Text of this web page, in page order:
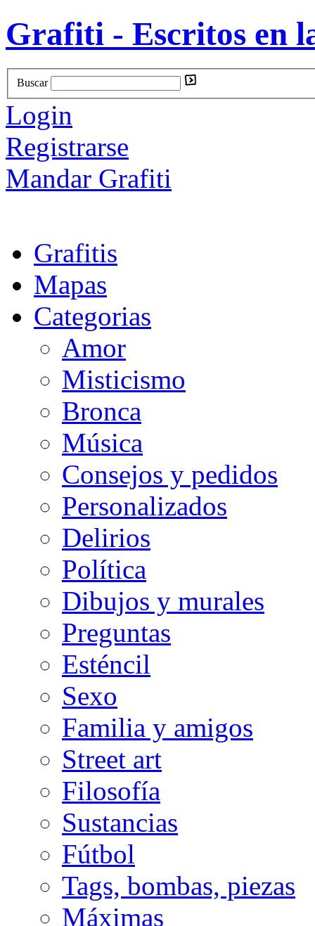
Grafiti - Escritos en
Buscar
Login
Registrarse
Mandar Grafiti
Grafitis
Mapas
Categorias
Amor
Misticismo
Bronca
Música
Consejos y pedidos
Personalizados
Delirios
Política
Dibujos y murales
Preguntas
Esténcil
Sexo
Familia y amigos
Street art
Filosofía
Sustancias
Fútbol
Tags, bombas, piezas
Máximas